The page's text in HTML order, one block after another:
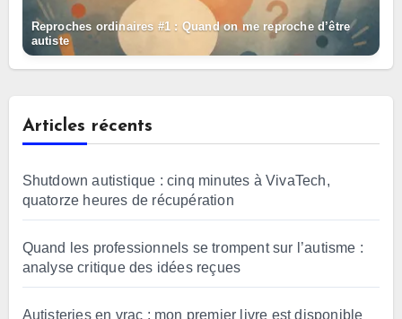
Reproches ordinaires #1 : Quand on me reproche d’être
autiste
Articles récents
Shutdown autistique : cinq minutes à VivaTech,
quatorze heures de récupération
Quand les professionnels se trompent sur l’autisme :
analyse critique des idées reçues
Autisteries en vrac : mon premier livre est disponible